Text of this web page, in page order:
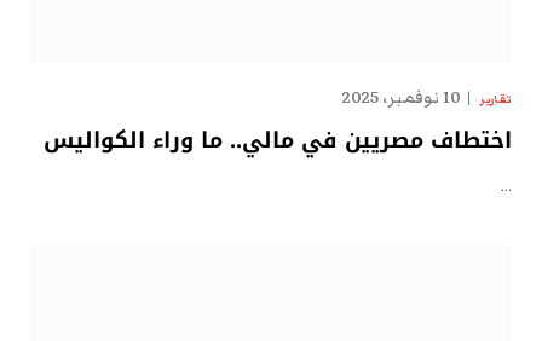
تقارير 10 نوفمبر، 2025
اختطاف مصريين في مالي.. ما وراء الكواليس
…